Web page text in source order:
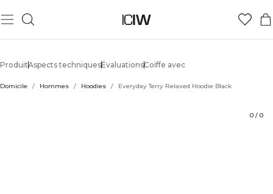
ProduitAspects techniquesÉvaluationsCoiffe avec
Domicile / Hommes / Hoodies / Everyday Terry Relaxed Hoodie Black
0 / 0